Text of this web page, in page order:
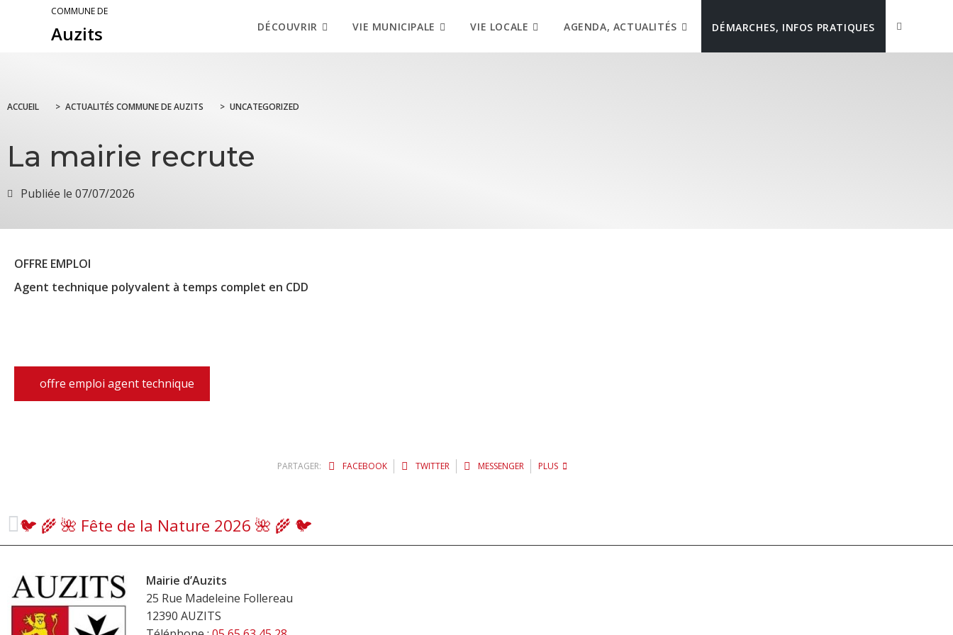
COMMUNE DE
Auzits DÉCOUVRIR VIE MUNICIPALE VIE LOCALE AGENDA, ACTUALITÉS DÉMARCHES, INFOS PRATIQUES
ACCUEIL > ACTUALITÉS COMMUNE DE AUZITS > UNCATEGORIZED
La mairie recrute
Publiée le 07/07/2026
OFFRE EMPLOI
Agent technique polyvalent à temps complet en CDD
offre emploi agent technique
PARTAGER: FACEBOOK TWITTER MESSENGER PLUS
🐦️ 🌾 🌺 Fête de la Nature 2026 🌺 🌾 🐦️
Mairie d’Auzits
25 Rue Madeleine Follereau
12390 AUZITS